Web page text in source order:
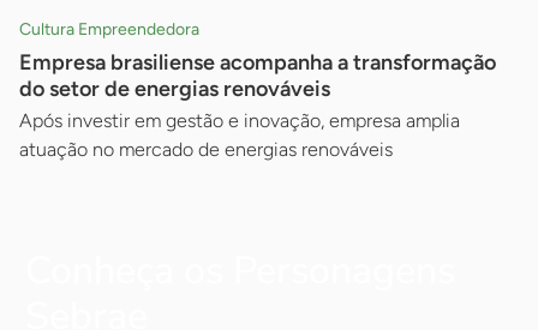
Cultura Empreendedora
Empresa brasiliense acompanha a transformação
do setor de energias renováveis
Após investir em gestão e inovação, empresa amplia
atuação no mercado de energias renováveis